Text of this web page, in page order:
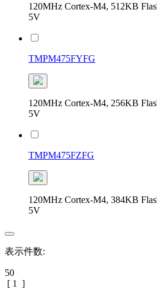
120MHz Cortex-M4, 512KB
5V
TMPM475FYFG
120MHz Cortex-M4, 256KB
5V
TMPM475FZFG
120MHz Cortex-M4, 384KB
5V
表示件数:
50
[ 1 ]